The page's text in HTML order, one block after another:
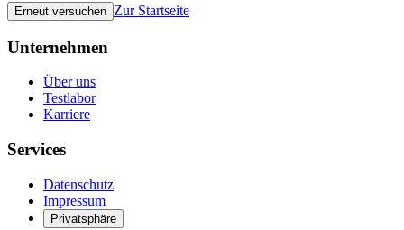
Erneut versuchen Zur Startseite
Unternehmen
Über uns
Testlabor
Karriere
Services
Datenschutz
Impressum
Privatsphäre